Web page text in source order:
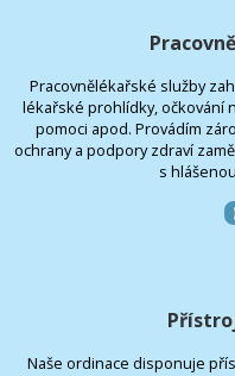
Pracovnělékařské služby
lékařské prohlídky, očkování
pomoci apod. Provádím
ochrany a podpory zdraví
s
Naše ordinace disponuje